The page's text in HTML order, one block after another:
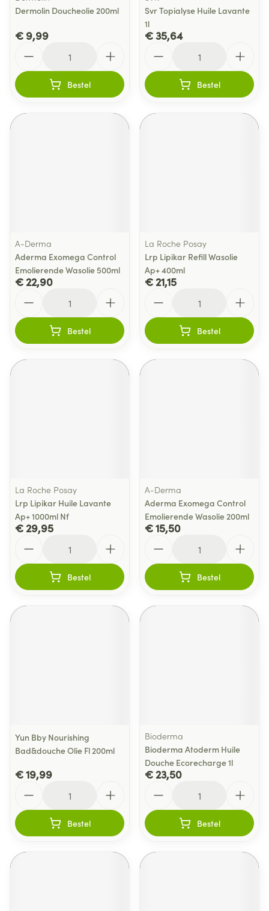
Dermolin Doucheolie 200ml
€ 9,99
Bestel
Svr Topialyse Huile Lavante
1l
€ 35,64
Bestel
A-Derma
Aderma Exomega Control
Emolierende Wasolie 500ml
€ 22,90
Bestel
La Roche Posay
Lrp Lipikar Refill Wasolie
Ap+ 400ml
€ 21,15
Bestel
La Roche Posay
Lrp Lipikar Huile Lavante
Ap+ 1000ml Nf
€ 29,95
Bestel
A-Derma
Aderma Exomega Control
Emolierende Wasolie 200ml
€ 15,50
Bestel
Yun Bby Nourishing
Bad&douche Olie Fl 200ml
€ 19,99
Bestel
Bioderma
Bioderma Atoderm Huile
Douche Ecorecharge 1l
€ 23,50
Bestel